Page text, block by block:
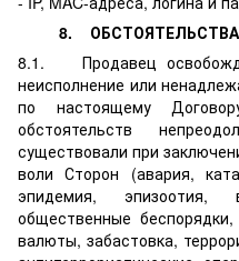
8.
8.1. Продавец
неисполнение или
по настоящему
обстоятельств
существовали при
воли Сторон (авария,
эпидемия, эпизоотия,
общественные
валюты, забастовка,